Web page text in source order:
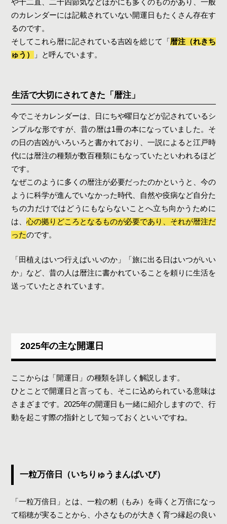
や十二直、二十四節気などほかにも多くのものがあり、一般
のカレンダーには記載されていない開運日もたくさん存在す
るのです。
そしてこれら暦に記されている吉凶を総じて「 暦注（れきち
ゅう）
」と呼んでいます。
生活で大切にされてきた「暦注」
今でこそカレンダーは、日にちや曜日などが記されているシ
ンプルな形ですが、昔の暦は1冊の本になっていました。そ
の日の吉凶がいろいろと書かれており、一説によると江戸時
代には暦注の種類が数百種類にもなっていたといわれるほど
です。
なぜこのように多くの暦注が必要だったのかというと、今の
ように科学が進んでいなかった時代、自然や疫病など自分た
ちの力だけではどうにもならないことへ立ち向かうために
は、心の拠りどころとなるものが必要であり、それが暦注だ
ったのです。
「田植えはいつ行えばいいのか」「旅に出る日はいつがいい
か」など、昔の人は暦注に書かれていることを頼りに生活を
送っていたとされています。
2025年の主な開運日
ここからは「開運日」の種類を詳しく解説します。
ひとことで開運日と言っても、そこに込められている意味は
さまざまです。2025年の開運日も一緒に紹介しますので、行
動を起こす際の指針として知っておくといいですね。
一粒万倍日（いちりゅうまんばいび）
「一粒万倍日」とは、一粒の籾（もみ）を蒔くと万倍になっ
て稲穂が実ることから、小さなものが大きく育つ縁起の良い